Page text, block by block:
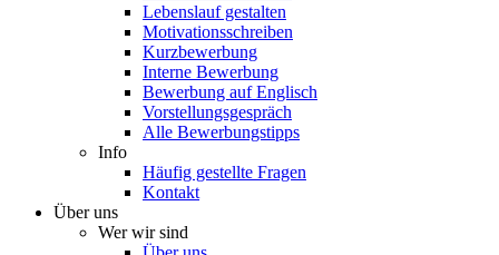
Lebenslauf gestalten
Motivationsschreiben
Kurzbewerbung
Interne Bewerbung
Bewerbung auf Englisch
Vorstellungsgespräch
Alle Bewerbungstipps
Info
Häufig gestellte Fragen
Kontakt
Über uns
Wer wir sind